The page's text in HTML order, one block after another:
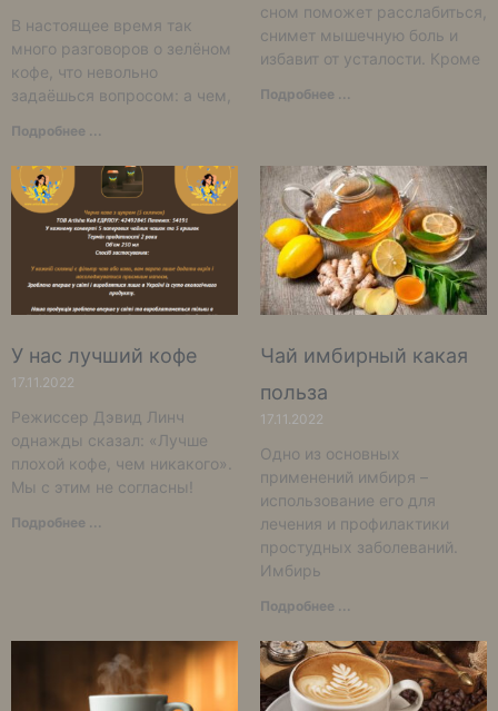
В настоящее время так
много разговоров о зелёном
кофе, что невольно
задаёшься вопросом: а чем,
Подробнее ...
сном поможет расслабиться,
снимет мышечную боль и
избавит от усталости. Кроме
Подробнее ...
У нас лучший кофе
17.11.2022
Режиссер Дэвид Линч
однажды сказал: «Лучше
плохой кофе, чем никакого».
Мы с этим не согласны!
Подробнее ...
Чай имбирный какая
польза
17.11.2022
Одно из основных
применений имбиря –
использование его для
лечения и профилактики
простудных заболеваний.
Имбирь
Подробнее ...